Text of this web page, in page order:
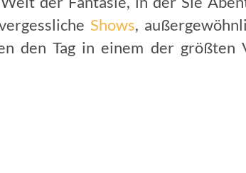
Shows,
den Tag in einem der größten